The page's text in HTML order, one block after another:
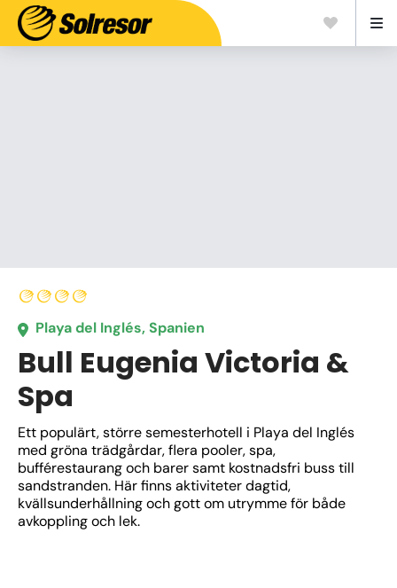
Playa del Inglés, Spanien
Bull Eugenia Victoria &
Spa
Ett populärt, större semesterhotell i Playa del Inglés
med gröna trädgårdar, flera pooler, spa,
bufférestaurang och barer samt kostnadsfri buss till
sandstranden. Här finns aktiviteter dagtid,
kvällsunderhållning och gott om utrymme för både
avkoppling och lek.